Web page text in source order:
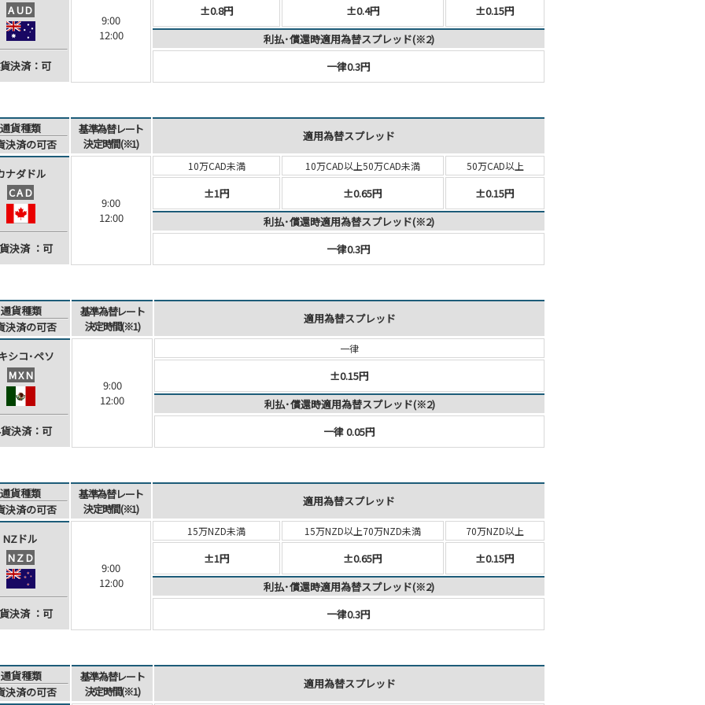
AUD
決済：可
9:00
12:00
±0.8円 ±0.4円
±0.15円
利払･償還時適用為替スプレッド(※2)
一律0.3円
通貨種類
決済の可否
基準為替レート
決定時間(※1)
適用為替スプレッド
ナダドル
CAD
決済：可
9:00
12:00
10万CAD未満 10万CAD以上50万CAD未満 50万CAD以上
±1円 ±0.65円
±0.15円
利払･償還時適用為替スプレッド(※2)
一律0.3円
通貨種類
決済の可否
基準為替レート
決定時間(※1)
適用為替スプレッド
シコ･ペソ
MXN
決済：可
9:00
12:00
一律
±0.15円
利払･償還時適用為替スプレッド(※2)
一律 0.05円
通貨種類
決済の可否
基準為替レート
決定時間(※1)
適用為替スプレッド
NZドル
NZD
決済：可
9:00
12:00
15万NZD未満 15万NZD以上70万NZD未満 70万NZD以上
±1円 ±0.65円
±0.15円
利払･償還時適用為替スプレッド(※2)
一律0.3円
通貨種類
決済の可否
基準為替レート
決定時間(※1)
適用為替スプレッド